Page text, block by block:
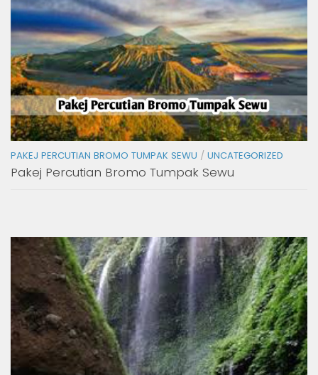
PAKEJ PERCUTIAN BROMO TUMPAK SEWU / UNCATEGORIZED
Pakej Percutian Bromo Tumpak Sewu